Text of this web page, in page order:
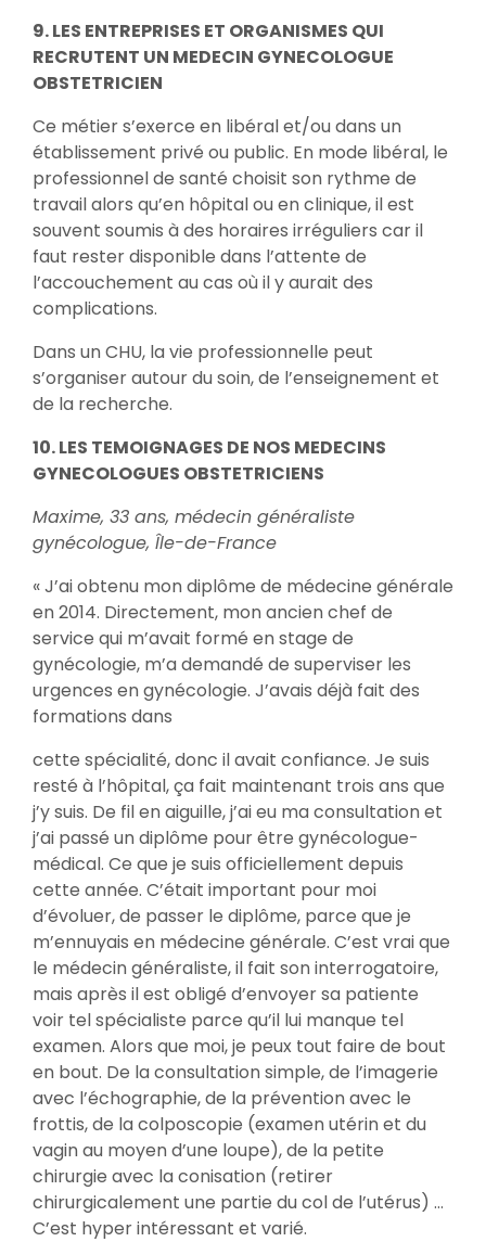
9. LES ENTREPRISES ET ORGANISMES QUI
RECRUTENT UN MEDECIN GYNECOLOGUE
OBSTETRICIEN
Ce métier s’exerce en libéral et/ou dans un
établissement privé ou public. En mode libéral, le
professionnel de santé choisit son rythme de
travail alors qu’en hôpital ou en clinique, il est
souvent soumis à des horaires irréguliers car il
faut rester disponible dans l’attente de
l’accouchement au cas où il y aurait des
complications.
Dans un CHU, la vie professionnelle peut
s’organiser autour du soin, de l’enseignement et
de la recherche.
10. LES TEMOIGNAGES DE NOS MEDECINS
GYNECOLOGUES OBSTETRICIENS
Maxime, 33 ans, médecin généraliste
gynécologue, Île-de-France
« J’ai obtenu mon diplôme de médecine générale
en 2014. Directement, mon ancien chef de
service qui m’avait formé en stage de
gynécologie, m’a demandé de superviser les
urgences en gynécologie. J’avais déjà fait des
formations dans
cette spécialité, donc il avait confiance. Je suis
resté à l’hôpital, ça fait maintenant trois ans que
j’y suis. De fil en aiguille, j’ai eu ma consultation et
j’ai passé un diplôme pour être gynécologue-
médical. Ce que je suis officiellement depuis
cette année. C’était important pour moi
d’évoluer, de passer le diplôme, parce que je
m’ennuyais en médecine générale. C’est vrai que
le médecin généraliste, il fait son interrogatoire,
mais après il est obligé d’envoyer sa patiente
voir tel spécialiste parce qu’il lui manque tel
examen. Alors que moi, je peux tout faire de bout
en bout. De la consultation simple, de l’imagerie
avec l’échographie, de la prévention avec le
frottis, de la colposcopie (examen utérin et du
vagin au moyen d’une loupe), de la petite
chirurgie avec la conisation (retirer
chirurgicalement une partie du col de l’utérus) …
C’est hyper intéressant et varié.